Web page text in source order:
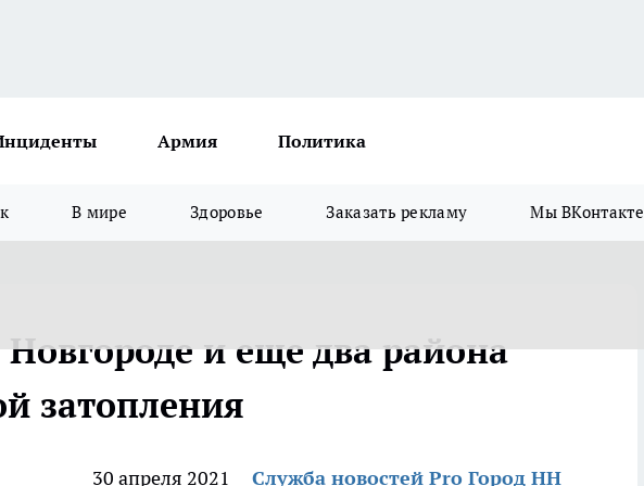
Армия Политика
В мире Здоровье Заказать рекламу Мы ВКонтакте
и еще два района
затопления
30 апреля 2021 Служба новостей Pro Город НН